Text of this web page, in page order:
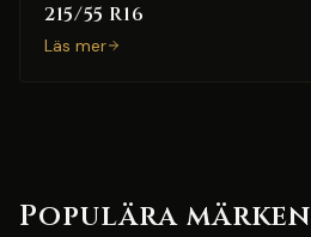
215/55 R16
Läs mer
Populära märken